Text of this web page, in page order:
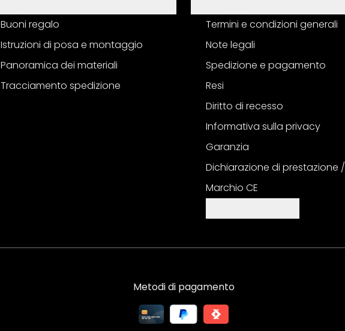
Buoni regalo
Istruzioni di posa e montaggio
Panoramica dei materiali
Tracciamento spedizione
Termini e condizioni generali
Note legali
Spedizione e pagamento
Resi
Diritto di recesso
Informativa sulla privacy
Garanzia
Dichiarazione di prestazione /
Marchio CE
Metodi di pagamento